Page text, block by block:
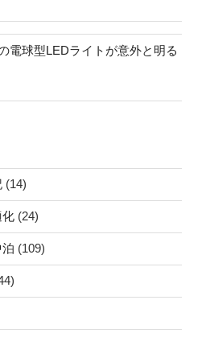
電球型LEDライトが意外と明る
(14)
化 (24)
(109)